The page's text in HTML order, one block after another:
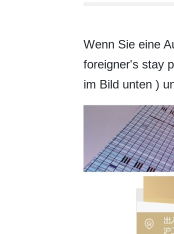
Wenn Sie eine
foreigner's stay
im Bild unten )